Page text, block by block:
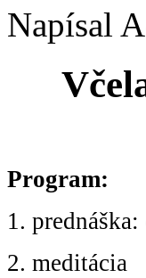
Napísal
Program:
1.
2. meditácia